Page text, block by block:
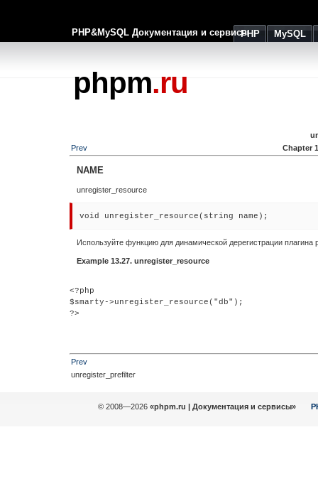
PHP&MySQL Документация и сервисыPHP MySQL
phpm.ru
Prev
Chapter
NAME
unregister_resource
void unregister_resource( string name );
Используйте функцию для динамической дерегистрации
Example 13.27. unregister_resource
<?php
$smarty->unregister_resource("db");
?>
Prev
unregister_prefilter
© 2008—2026 «phpm.ru | Документация и сервисы»